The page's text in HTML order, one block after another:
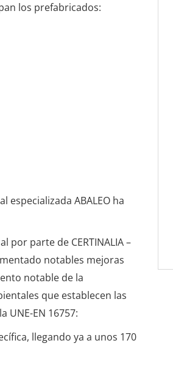
los prefabricados:
ABALEO ha
por parte de CERTINALIA –
notables mejoras
notable de la
que establecen las
UNE-EN 16757:
llegando ya a unos 170